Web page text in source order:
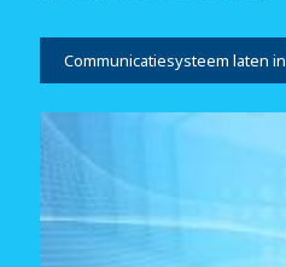
Communicatiesysteem laten